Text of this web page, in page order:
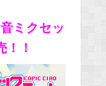
ミクセッ
！！